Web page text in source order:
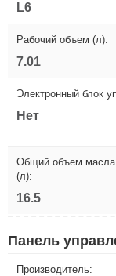
L6
Рабочий объем (л):
7.01
Электронный блок
Нет
Общий объем масла
(л):
16.5
Панель
Производитель: